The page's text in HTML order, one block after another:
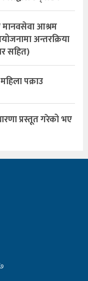
मानवसेवा आश्रम
अन्तरक्रिया
सहित)
पक्राउ
प्रस्तूत गरेको भए